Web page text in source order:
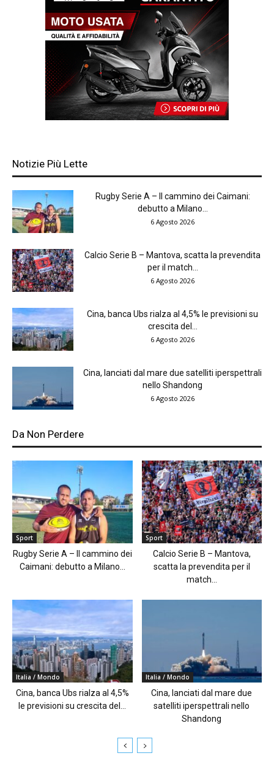
Notizie Più Lette
Rugby Serie A – Il cammino dei Caimani:
debutto a Milano...
6 Agosto 2026
Calcio Serie B – Mantova, scatta la prevendita
per il match...
6 Agosto 2026
Cina, banca Ubs rialza al 4,5% le previsioni su
crescita del...
6 Agosto 2026
Cina, lanciati dal mare due satelliti iperspettrali
nello Shandong
6 Agosto 2026
Da Non Perdere
Sport
Rugby Serie A – Il cammino dei
Caimani: debutto a Milano...
Sport
Calcio Serie B – Mantova,
scatta la prevendita per il
match...
Italia / Mondo
Cina, banca Ubs rialza al 4,5%
le previsioni su crescita del...
Italia / Mondo
Cina, lanciati dal mare due
satelliti iperspettrali nello
Shandong